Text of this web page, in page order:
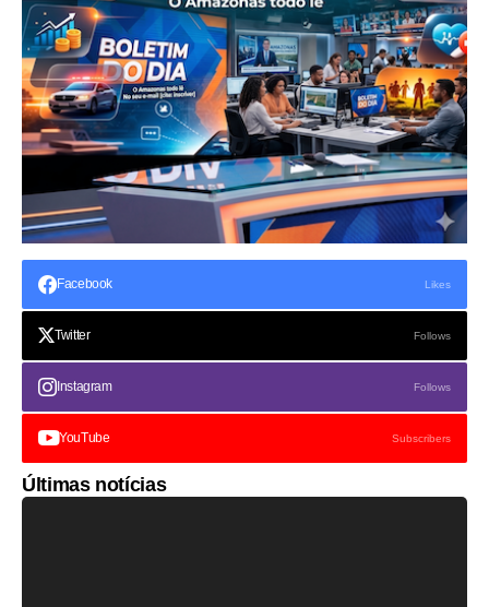
Facebook Likes
Twitter Follows
Instagram Follows
YouTube Subscribers
Últimas notícias